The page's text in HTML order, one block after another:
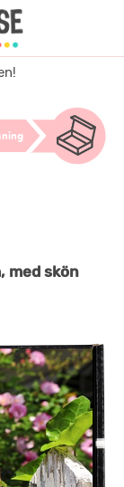
med skön